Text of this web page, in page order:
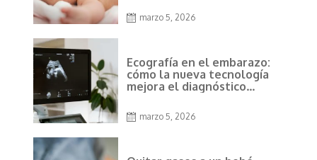
marzo 5, 2026
Ecografía en el embarazo:
cómo la nueva tecnología
mejora el diagnóstico
marzo 5, 2026